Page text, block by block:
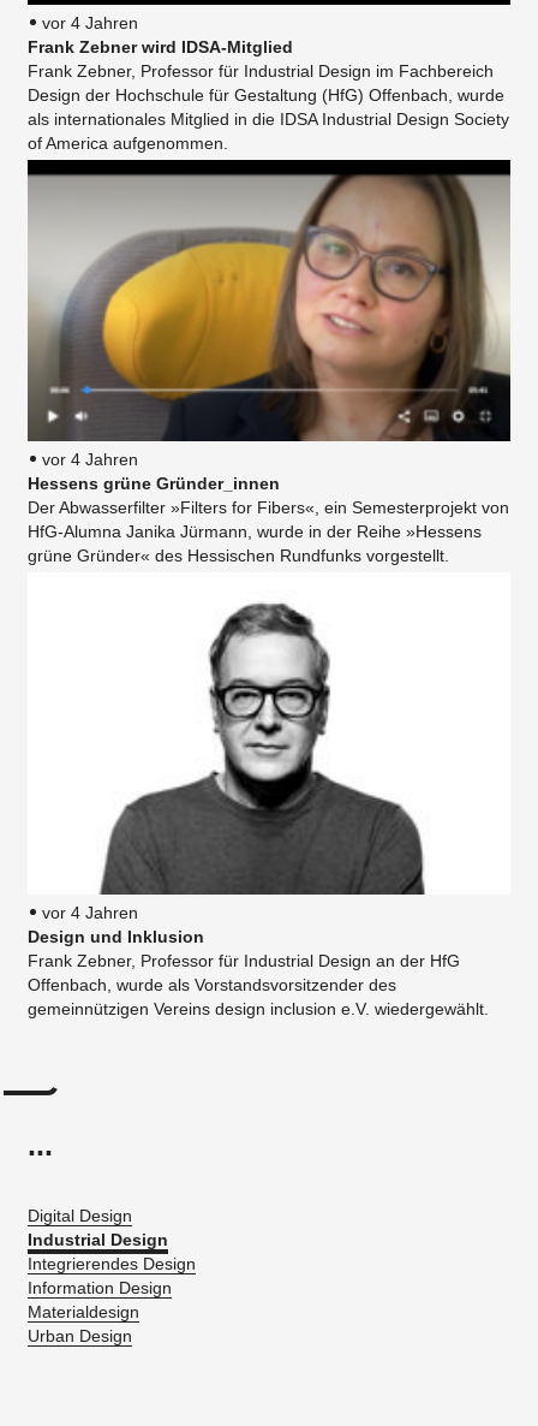
vor 4 Jahren
Frank Zebner wird IDSA-Mitglied
Frank Zebner, Professor für Industrial Design im Fachbereich
Design der Hochschule für Gestaltung (HfG) Offenbach, wurde
als internationales Mitglied in die IDSA Industrial Design Society
of America aufgenommen.
vor 4 Jahren
Hessens grüne Gründer_innen
Der Abwasserfilter »Filters for Fibers«, ein Semesterprojekt von
HfG-Alumna​ Janika Jürmann, wurde in der Reihe »Hessens
grüne Gründer« des Hessischen Rundfunks vorgestellt.
vor 4 Jahren
Design und Inklusion
Frank Zebner, Professor für Industrial Design an der HfG
Offenbach, wurde als Vorstandsvorsitzender des
gemeinnützigen Vereins design inclusion e.V. wiedergewählt.
...
Digital Design
Industrial Design
Integrierendes Design
Information Design
Materialdesign
Urban Design